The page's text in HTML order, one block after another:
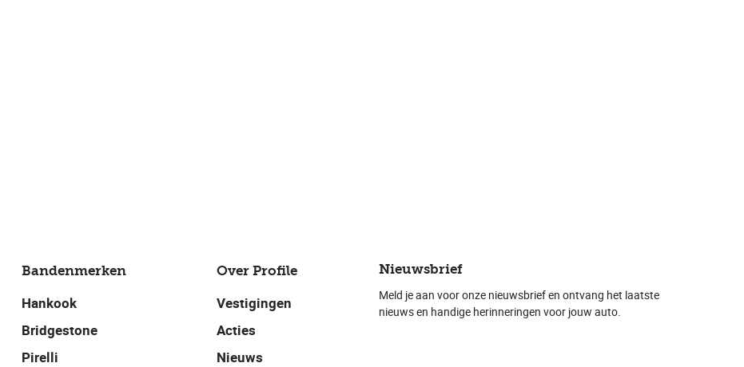
Bandenmerken
Hankook
Bridgestone
Pirelli
Over Profile
Vestigingen
Acties
Nieuws
Nieuwsbrief
Meld je aan voor onze nieuwsbrief en ontvang het laatste
nieuws en handige herinneringen voor jouw auto.